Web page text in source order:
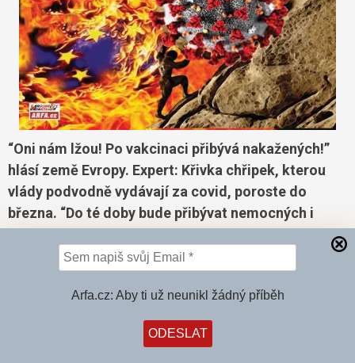
Arfa.cz: Aby ti už neunikl žádný příběh
“Oni nám lžou! Po vakcinaci přibývá nakažených!”
hlásí země Evropy. Expert: Křivka chřipek, kterou
vlády podvodně vydávají za covid, poroste do
března. “Do té doby bude přibývat nemocných i